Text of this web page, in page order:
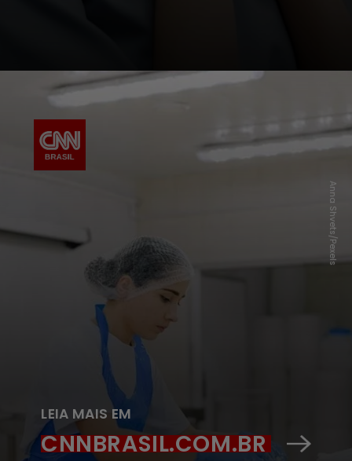
Anna Shvets/Pexels
LEIA MAIS EM
CNNBRASIL.COM.BR